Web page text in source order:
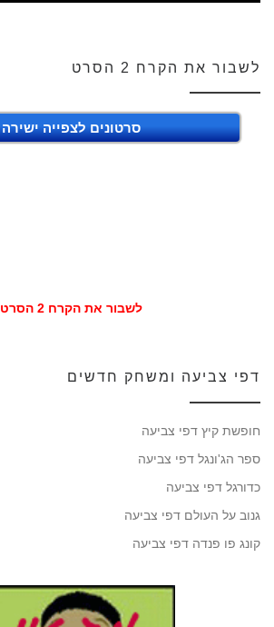
לשבור את הקרח 2 הסרט
סרטונים לצפייה ישירה
לשבור את הקרח 2 הסרט
דפי צביעה ומשחק חדשים
חופשת קיץ דפי צביעה
ספר הג'ונגל דפי צביעה
כדורגל דפי צביעה
גנוב על העולם דפי צביעה
קונג פו פנדה דפי צביעה